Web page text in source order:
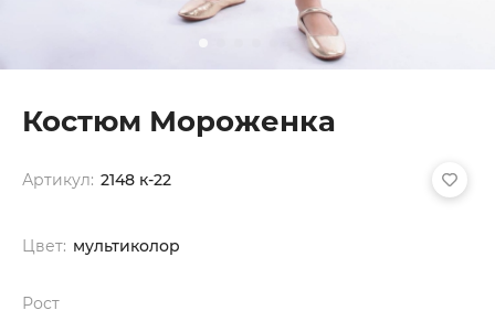
Костюм Мороженка
Артикул: 2148 к-22
Цвет: мультиколор
Рост